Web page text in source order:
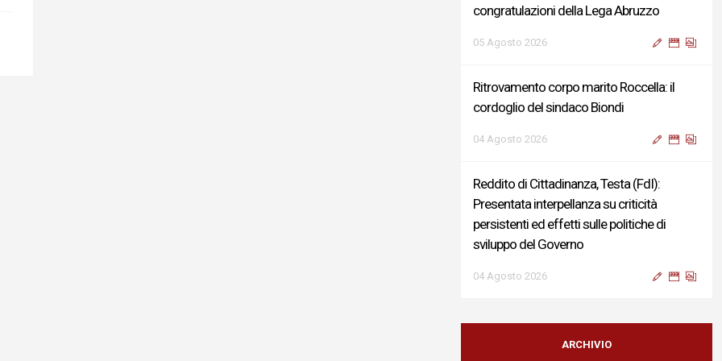
congratulazioni della Lega Abruzzo
05 Agosto 2026
Ritrovamento corpo marito Roccella: il
cordoglio del sindaco Biondi
04 Agosto 2026
Reddito di Cittadinanza, Testa (FdI):
Presentata interpellanza su criticità
persistenti ed effetti sulle politiche di
sviluppo del Governo
04 Agosto 2026
Sigismondi, Liris e Testa: “Profondo
cordoglio e vicinanza al Ministro Roccella e
ARCHIVIO